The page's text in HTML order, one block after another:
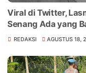
Viral di Twitter,
Senang Ada yang
REDAKSI AGUSTUS 18,